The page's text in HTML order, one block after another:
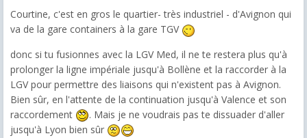
Courtine, c'est en gros le quartier- très industriel - d'Avignon qui
va de la gare containers à la gare TGV
donc si tu fusionnes avec la LGV Med, il ne te restera plus qu'à
prolonger la ligne impériale jusqu'à Bollène et la raccorder à la
LGV pour permettre des liaisons qui n'existent pas à Avignon.
Bien sûr, en l'attente de la continuation jusqu'à Valence et son
raccordement
. Mais je ne voudrais pas te dissuader d'aller
jusqu'à Lyon bien sûr